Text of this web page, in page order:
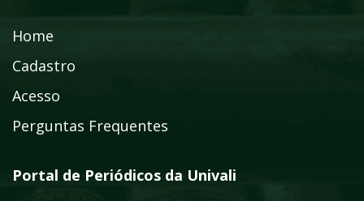
Home
Cadastro
Acesso
Perguntas Frequentes
Portal de Periódicos da Univali